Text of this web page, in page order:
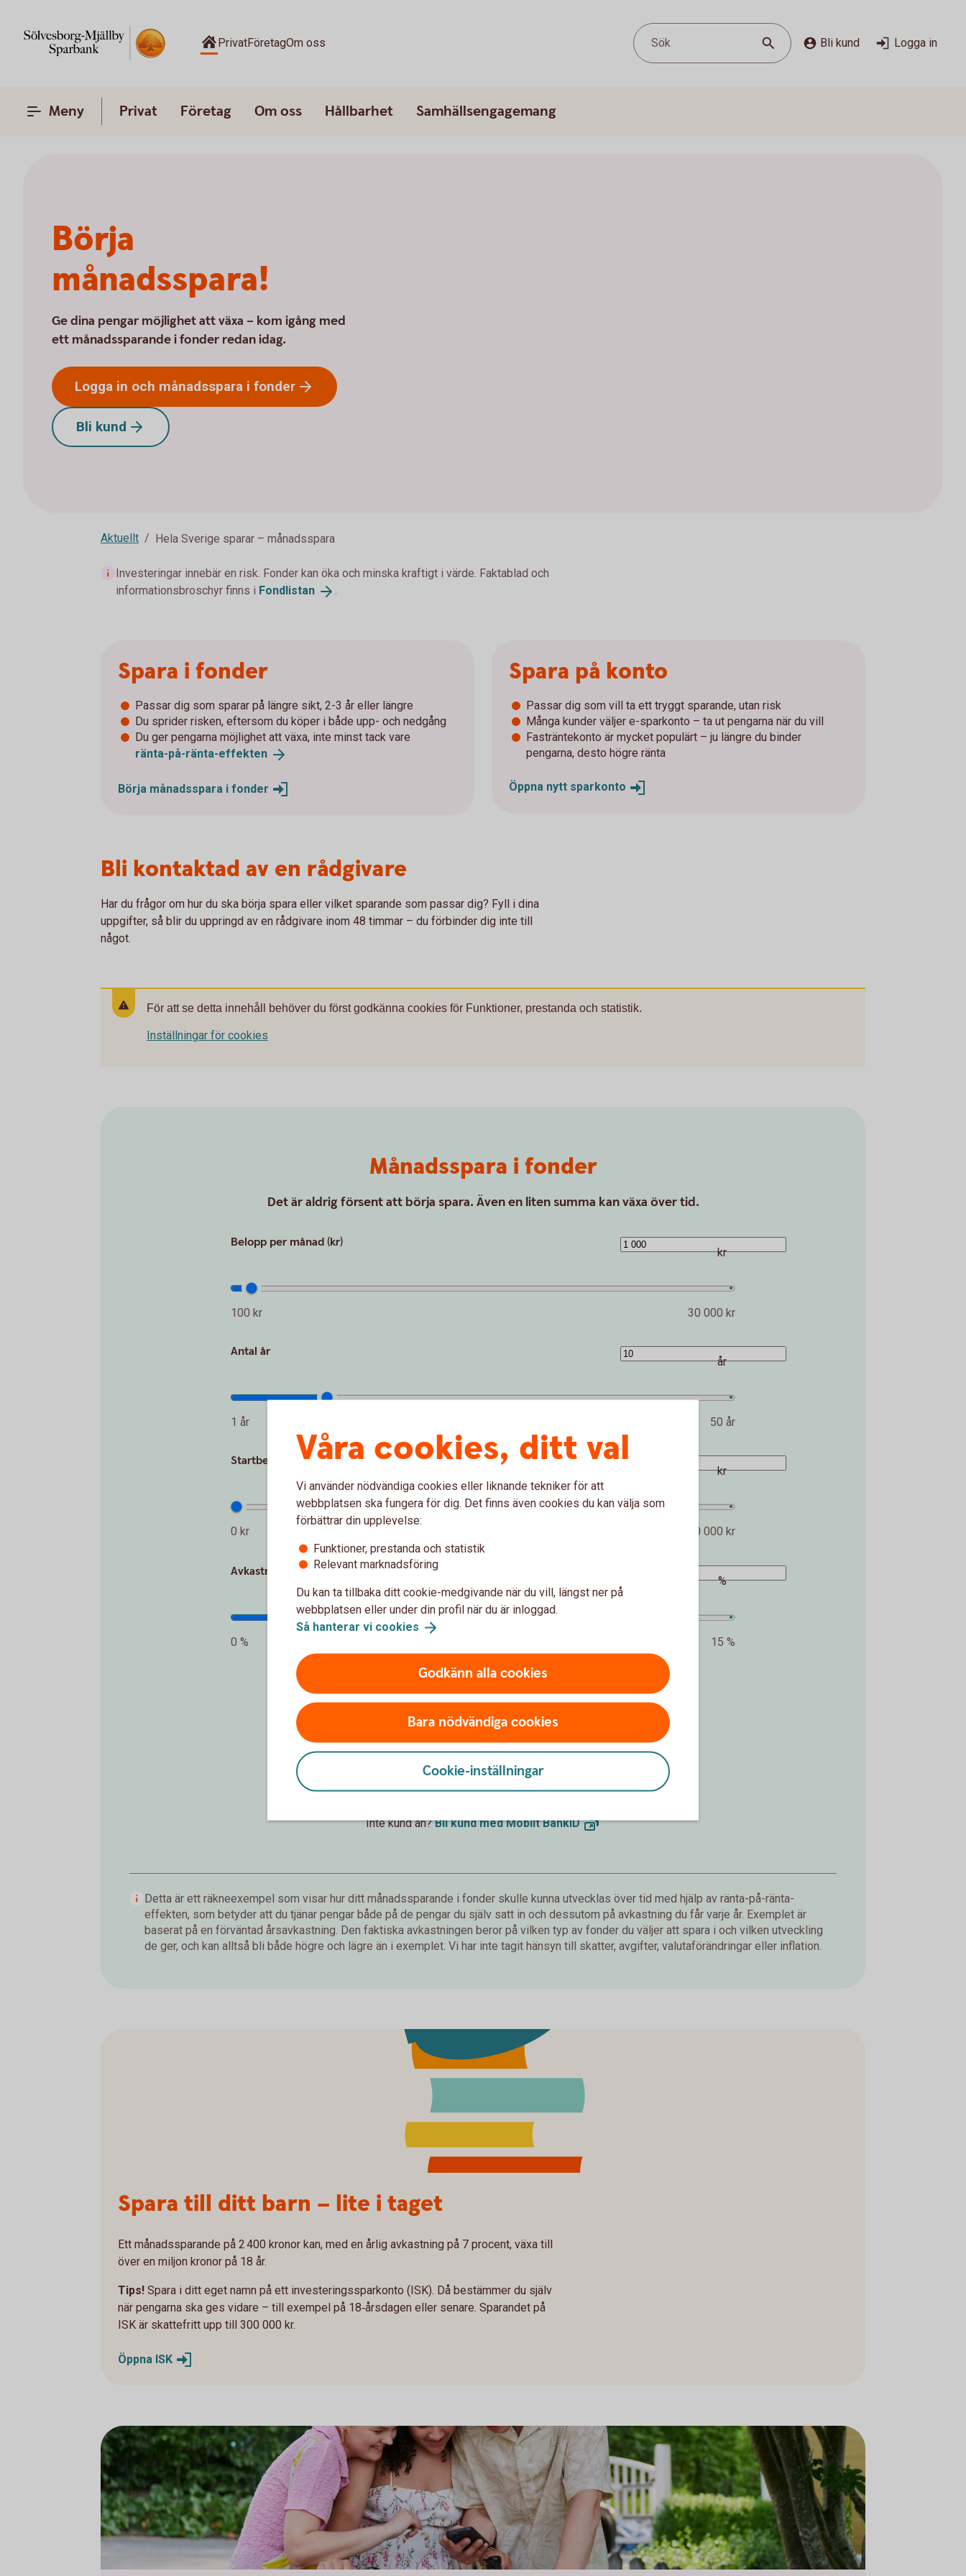
PrivatFöretagOm oss Sök Bli kund Logga in
Meny Privat Företag Om oss Hållbarhet Samhällsengagemang
Börja
månadsspara!
Ge dina pengar möjlighet att växa – kom igång med
ett månadssparande i fonder redan idag.
Logga in och månadsspara i fonder
Bli kund
Aktuellt Hela Sverige sparar – månadsspara
Investeringar innebär en risk. Fonder kan öka och minska kraftigt i värde. Faktablad och
informationsbroschyr finns i Fondlistan .
Spara i fonder
Passar dig som sparar på längre sikt, 2-3 år eller längre
Du sprider risken, eftersom du köper i både upp- och nedgång
Du ger pengarna möjlighet att växa, inte minst tack vare
ränta-på-ränta-effekten
Börja månadsspara i fonder
Spara på konto
Passar dig som vill ta ett tryggt sparande, utan risk
Många kunder väljer e-sparkonto – ta ut pengarna när du vill
Fasträntekonto är mycket populärt – ju längre du binder
pengarna, desto högre ränta
Öppna nytt sparkonto
Bli kontaktad av en rådgivare
Har du frågor om hur du ska börja spara eller vilket sparande som passar dig? Fyll i dina
uppgifter, så blir du uppringd av en rådgivare inom 48 timmar – du förbinder dig inte till
något.
För att se detta innehåll behöver du först godkänna cookies för Funktioner, prestanda och statistik.
Inställningar för cookies
Månadsspara i fonder
Det är aldrig försent att börja spara. Även en liten summa kan växa över tid.
Belopp per månad (kr)
100 kr 30 000 kr
kr
Antal år
1 år 50 år
år
Startbelopp (kr)
0 kr 2 000 000 kr
kr
Avkastning per år (%)
0 % 15 %
%
Förväntat sparbelopp om 10 år
172 019 kr
Insättningar från dig är 120 000 kr.Förväntad avkastning är +52 019 kr.
Logga in och börja månadsspara
Inte kund än?Bli kund med MobiltBankID
Detta är ett räkneexempel som visar hur ditt månadssparande i fonder skulle kunna utvecklas över tid med hjälp av ränta-på-ränta-
effekten, som betyder att du tjänar pengar både på de pengar du själv satt in och dessutom på avkastning du får varje år. Exemplet är
baserat på en förväntad årsavkastning. Den faktiska avkastningen beror på vilken typ av fonder du väljer att spara i och vilken utveckling
de ger, och kan alltså bli både högre och lägre än i exemplet. Vi har inte tagit hänsyn till skatter, avgifter, valutaförändringar eller inflation.
Spara till ditt barn – lite i taget
Ett månadssparande på 2 400 kronor kan, med en årlig avkastning på 7 procent, växa till
över en miljon kronor på 18 år.
Tips! Spara i ditt eget namn på ett investeringssparkonto (ISK). Då bestämmer du själv
när pengarna ska ges vidare – till exempel på 18‑årsdagen eller senare. Sparandet på
ISK är skattefritt upp till 300 000 kr.
Öppna ISK
Våra cookies, ditt val
Vi använder nödvändiga cookies eller liknande tekniker för att
webbplatsen ska fungera för dig. Det finns även cookies du kan välja som
förbättrar din upplevelse:
Funktioner, prestanda och statistik
Relevant marknadsföring
Du kan ta tillbaka ditt cookie-medgivande när du vill, längst ner på
webbplatsen eller under din profil när du är inloggad.
Så hanterar vi cookies
Godkänn alla cookies
Bara nödvändiga cookies
Cookie-inställningar